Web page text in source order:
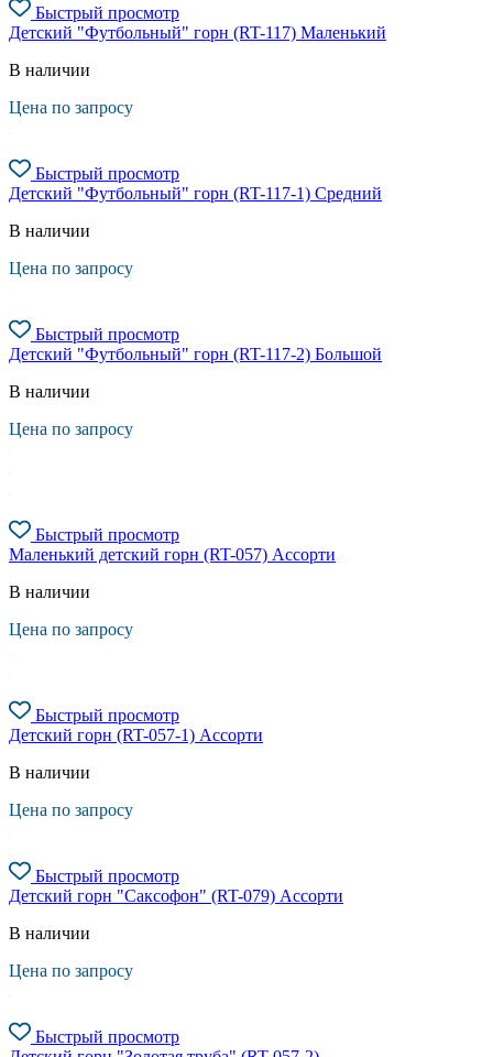
Быстрый просмотр
Детский "Футбольный" горн (RT-117) Маленький
В наличии
Цена по запросу
Быстрый просмотр
Детский "Футбольный" горн (RT-117-1) Средний
В наличии
Цена по запросу
Быстрый просмотр
Детский "Футбольный" горн (RT-117-2) Большой
В наличии
Цена по запросу
Быстрый просмотр
Маленький детский горн (RT-057) Ассорти
В наличии
Цена по запросу
Быстрый просмотр
Детский горн (RT-057-1) Ассорти
В наличии
Цена по запросу
Быстрый просмотр
Детский горн "Саксофон" (RT-079) Ассорти
В наличии
Цена по запросу
Быстрый просмотр